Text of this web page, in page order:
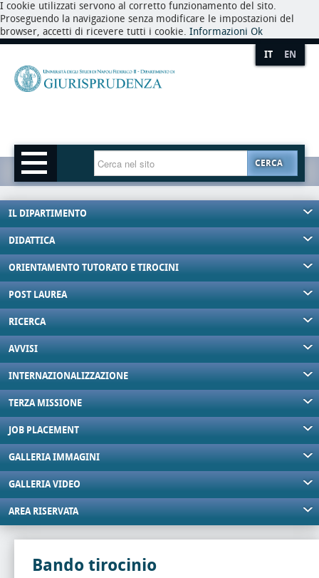
I cookie utilizzati servono al corretto funzionamento del sito.
Proseguendo la navigazione senza modificare le impostazioni del
browser, accetti di ricevere tutti i cookie. Informazioni Ok
IT EN
CERCA
IL DIPARTIMENTO
DIDATTICA
ORIENTAMENTO TUTORATO E TIROCINI
POST LAUREA
RICERCA
AVVISI
INTERNAZIONALIZZAZIONE
TERZA MISSIONE
JOB PLACEMENT
GALLERIA IMMAGINI
GALLERIA VIDEO
AREA RISERVATA
Bando tirocinio